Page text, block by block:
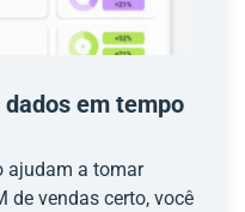
em tempo
ajudam a tomar
de vendas certo, você